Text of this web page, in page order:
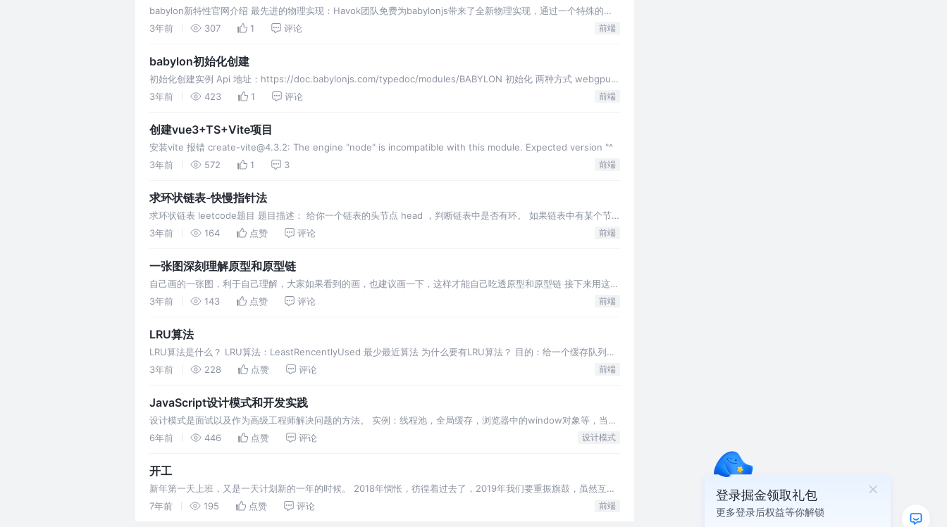
babylon新特性官网介绍 最先进的物理实现：Havok团队免费为babylonjs带来了全新物理实现，通过一个特殊的新
WASM插件将他们的一些最先进的功能带到 Babylon.js，为我们提供了最
3年前 307 1 评论 前端
babylon初始化创建
初始化创建实例 Api 地址：https://doc.babylonjs.com/typedoc/modules/BABYLON 初始化 两种方式 webgpu方
式 webgl方式 Babaylon.
3年前 423 1 评论 前端
创建vue3+TS+Vite项目
安装vite 报错 create-vite@4.3.2: The engine "node" is incompatible with this module. Expected version "^
3年前
572 1 3 前端
求环状链表-快慢指针法
求环状链表 leetcode题目 题目描述： 给你一个链表的头节点 head ，判断链表中是否有环。 如果链表中有某个节
点，可以通过连续跟踪 next 指针再次到达，则链表中存在环。 为了表示给定链表
3年前 164 点赞 评论 前端
一张图深刻理解原型和原型链
自己画的一张图，利于自己理解，大家如果看到的画，也建议画一下，这样才能自己吃透原型和原型链 接下来用这张
图解决原型和原型链相关的题目 1.Object和Function的题 答案肯定是true； 为什
3年前 143 点赞 评论 前端
LRU算法
LRU算法是什么？ LRU算法：LeastRencentlyUsed 最少最近算法 为什么要有LRU算法？ 目的：给一个缓存队列，
但是缓存队列需要有一定限制，如果没有限制，就是越增越多，造成空间浪费，
3年前 228 点赞 评论 前端
JavaScript设计模式和开发实践
设计模式是面试以及作为高级工程师解决问题的方法。 实例：线程池，全局缓存，浏览器中的window对象等，当我
们单击登录按钮的时候，页面中会出现一个登录浮窗，而这个登录浮窗是唯一的，无论单击多少次登录按钮，这个浮
6年前 446 点赞 评论 设计模式
开工
新年第一天上班，又是一天计划新的一年的时候。 2018年惆怅，彷徨着过去了，2019年我们要重振旗鼓，虽然互联
网大的趋势在过去的一年不太景气，公司裁员，福利，年终奖等等问题，导致我们灰心丧气，但是这些终会过去，新
7年前 195 点赞 评论 前端
登录掘金领取礼包
更多登录后权益等你解锁